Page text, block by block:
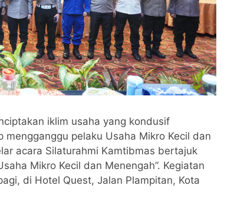
iklim usaha yang kondusif
pelaku Usaha Mikro Kecil dan
acara Silaturahmi Kamtibmas bertajuk
Mikro Kecil dan Menengah”. Kegiatan
di Hotel Quest, Jalan Plampitan, Kota